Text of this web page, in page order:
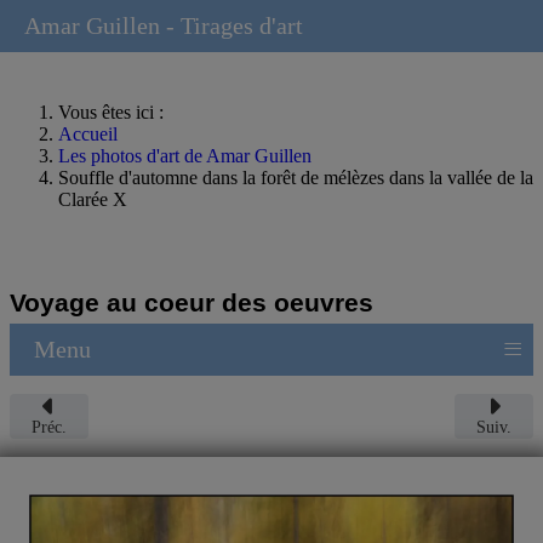
Vous êtes ici :
Accueil
Les photos d'art de Amar Guillen
Souffle d'automne dans la forêt de mélèzes dans la vallée de la
Clarée X
Voyage au coeur des oeuvres
Menu ≡
Préc. Suiv.
Amar Guillen - Tirages d'art